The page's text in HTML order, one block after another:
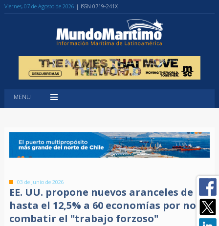
Viernes, 07 de Agosto de 2026 | ISSN 0719-241X
MENU
03 de Junio de 2026
EE. UU. propone nuevos aranceles de
hasta el 12,5% a 60 economías por no
combatir el "trabajo forzoso"